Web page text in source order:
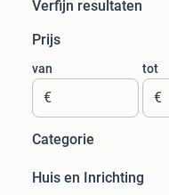
Verfijn resultaten
Prijs
van
€
tot
€
Categorie
Huis en Inrichting